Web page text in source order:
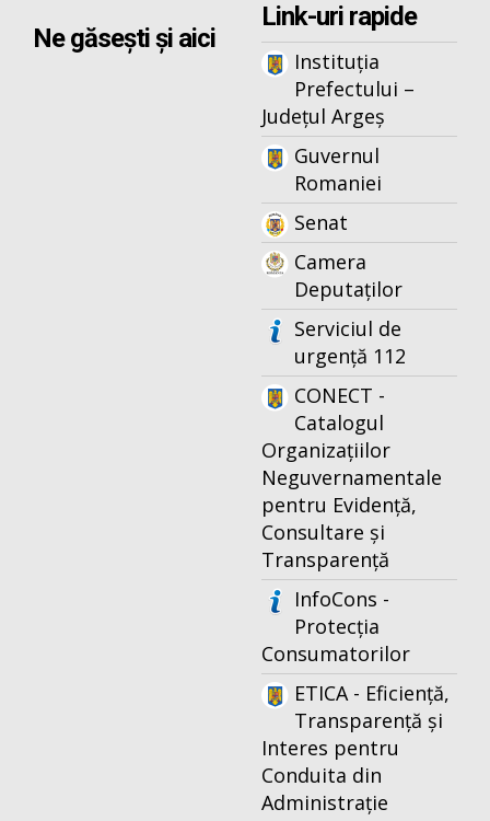
Ne găsești și aici
Link-uri rapide
Instituția
Prefectului –
Județul Argeș
Guvernul
Romaniei
Senat
Camera
Deputaților
Serviciul de
urgență 112
CONECT -
Catalogul
Organizațiilor
Neguvernamentale
pentru Evidență,
Consultare și
Transparență
InfoCons -
Protecția
Consumatorilor
ETICA - Eficiență,
Transparență și
Interes pentru
Conduita din
Administrație